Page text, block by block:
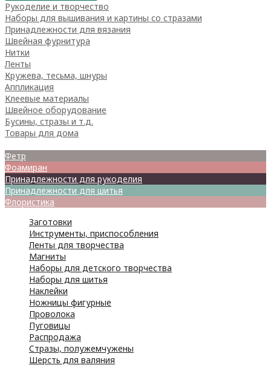
Рукоделие и творчество
Наборы для вышивания и картины со стразами
Принадлежности для вязания
Швейная фурнитура
Нитки
Ленты
Кружева, тесьма, шнуры
Аппликация
Клеевые материалы
Швейное оборудование
Бусины, стразы и т.д.
Товары для дома
Фетр
Фоамиран
Принадлежности для рукоделия
Принадлежности для шитья
Флористика
Заготовки
Инструменты, приспособления
Ленты для творчества
Магниты
Наборы для детского творчества
Наборы для шитья
Наклейки
Ножницы фигурные
Проволока
Пуговицы
Распродажа
Стразы, полужемчужены
Шерсть для валяния